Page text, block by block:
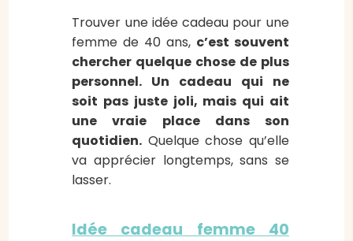
Trouver une idée cadeau pour une
femme de 40 ans, c’est souvent
chercher quelque chose de plus
personnel. Un cadeau qui ne
soit pas juste joli, mais qui ait
une vraie place dans son
quotidien. Quelque chose qu’elle
va apprécier longtemps, sans se
lasser.
Idée cadeau femme 40